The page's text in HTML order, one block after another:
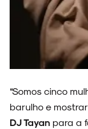
“Somos cinco
barulho e
DJ Tayan para a